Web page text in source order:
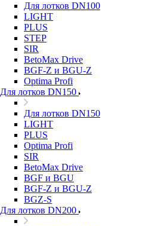
Для лотков DN100
LIGHT
PLUS
STEP
SIR
BetoMax Drive
BGF-Z и BGU-Z
Optima Profi
Для лотков DN150
Для лотков DN150
LIGHT
PLUS
Optima Profi
SIR
BetoMax Drive
BGF и BGU
BGF-Z и BGU-Z
BGZ-S
Для лотков DN200